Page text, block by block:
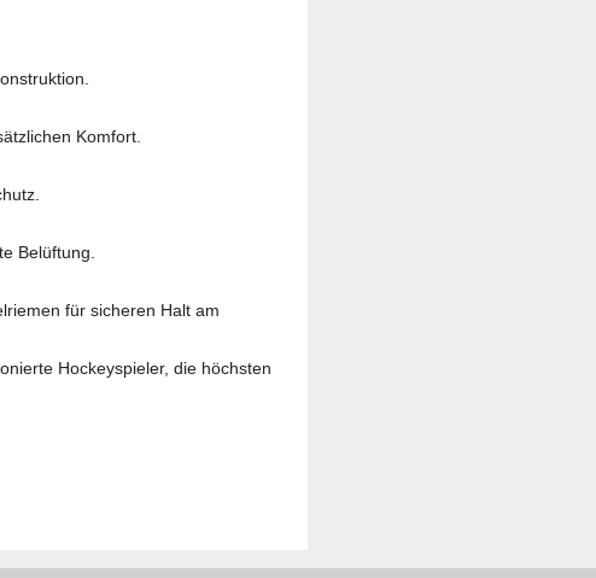
Komfort.
Belüftung.
für sicheren Halt am
Hockeyspieler, die höchsten